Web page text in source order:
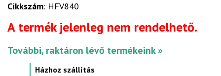
Cikkszám: HFV840
A termék jelenleg nem rendelhető.
További, raktáron lévő termékeink »
Házhoz szállítás